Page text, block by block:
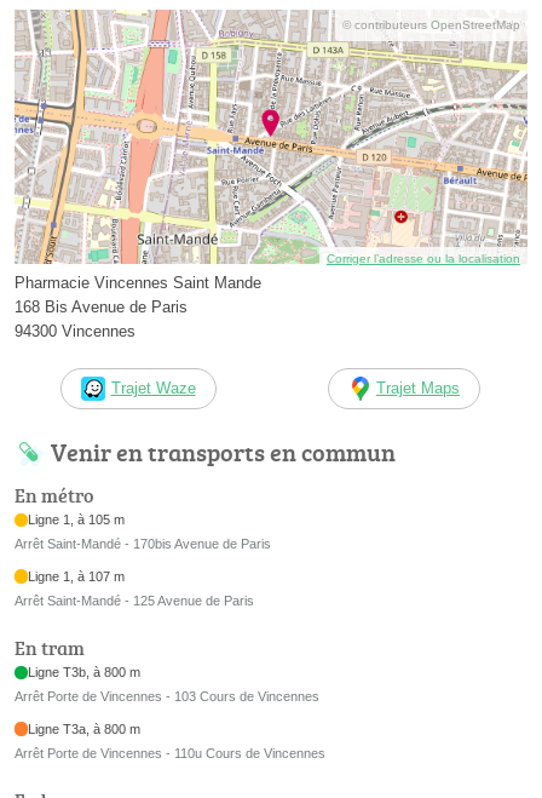
© contributeurs OpenStreetMap
Corriger l’adresse ou la localisation
Pharmacie Vincennes Saint Mande
168 Bis Avenue de Paris
94300 Vincennes
Trajet Waze Trajet Maps
Venir en transports en commun
En métro
Ligne 1, à 105 m
Arrêt Saint-Mandé - 170bis Avenue de Paris
Ligne 1, à 107 m
Arrêt Saint-Mandé - 125 Avenue de Paris
En tram
Ligne T3b, à 800 m
Arrêt Porte de Vincennes - 103 Cours de Vincennes
Ligne T3a, à 800 m
Arrêt Porte de Vincennes - 110u Cours de Vincennes